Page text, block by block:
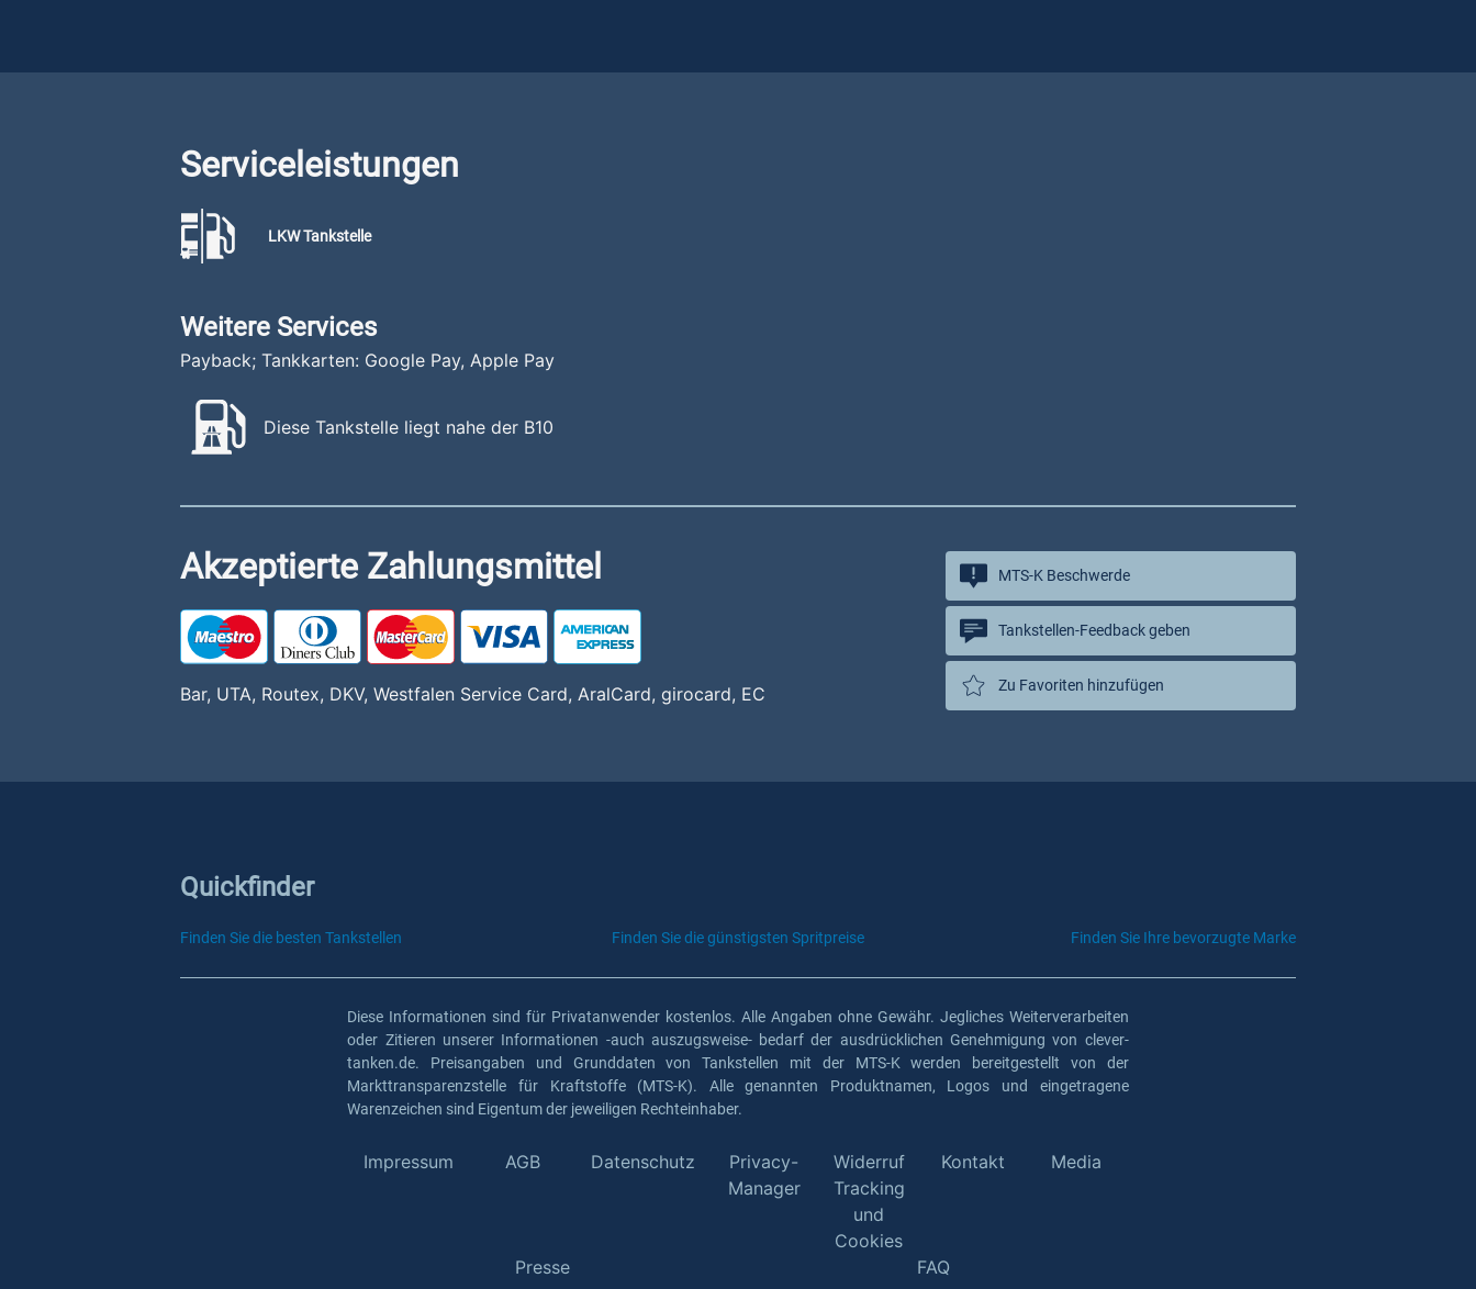
Serviceleistungen
LKW Tankstelle
Weitere Services
Payback; Tankkarten: Google Pay, Apple Pay
Diese Tankstelle liegt nahe der B10
Akzeptierte Zahlungsmittel
Bar, UTA, Routex, DKV, Westfalen Service Card, AralCard, girocard, EC
MTS-K Beschwerde
Tankstellen-Feedback geben
Zu Favoriten hinzufügen
Quickfinder
Finden Sie die besten Tankstellen Finden Sie die günstigsten Spritpreise Finden Sie Ihre bevorzugte Marke
Diese Informationen sind für Privatanwender kostenlos. Alle Angaben ohne Gewähr. Jegliches Weiterverarbeiten
oder Zitieren unserer Informationen -auch auszugsweise- bedarf der ausdrücklichen Genehmigung von clever-
tanken.de. Preisangaben und Grunddaten von Tankstellen mit der MTS-K werden bereitgestellt von der
Markttransparenzstelle für Kraftstoffe (MTS-K). Alle genannten Produktnamen, Logos und eingetragene
Warenzeichen sind Eigentum der jeweiligen Rechteinhaber.
Impressum AGB Datenschutz
Privacy-
Manager
Widerruf
Tracking
und
Cookies
Kontakt Media
Presse FAQ